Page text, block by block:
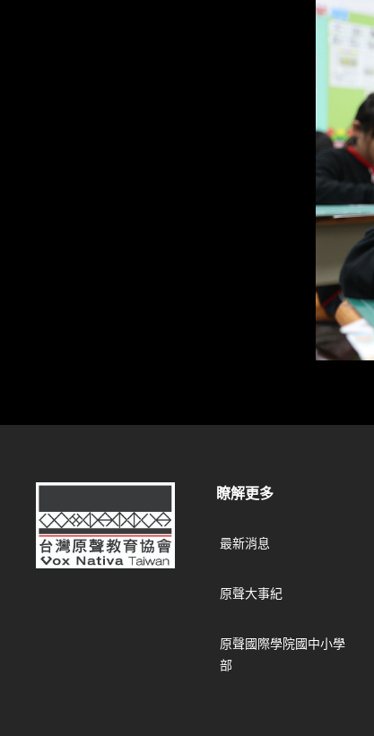
台灣原聲教育協會 瞭解更多
最新消息
原聲大事紀
原聲國際學院國中小學
部